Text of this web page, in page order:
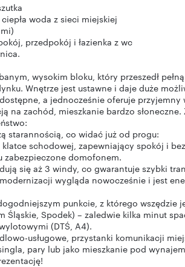
woda z sieci miejskiej
przedpokój i łazienka z wc
wysokim bloku, który przeszedł
Wnętrze jest ustawne i daje duże
a jednocześnie oferuje
na zachód, mieszkanie bardzo
starannością, co widać już od progu:
schodowej, zapewniający spokój i
zabezpieczone domofonem.
się aż 3 windy, co gwarantuje szybki
wygląda nowocześnie i jest
punkcie, z którego wszędzie
Śląskie, Spodek) – zaledwie kilka minut
(DTŚ, A4).
usługowe, przystanki komunikacji
pary lub jako mieszkanie pod